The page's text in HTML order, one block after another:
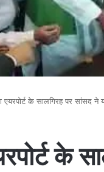
एयरपोर्ट के सालगिरह पर सांसद
के